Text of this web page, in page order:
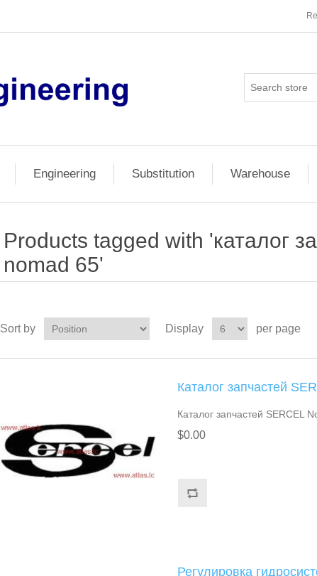
Engineering Substitution Warehouse
Products tagged with 'каталог
nomad 65'
Sort by Display per page
Каталог запчастей
Каталог запчастей SERCEL
$0.00
Регулировка